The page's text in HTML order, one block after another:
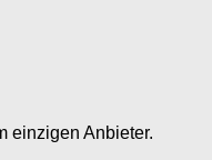
einzigen Anbieter.